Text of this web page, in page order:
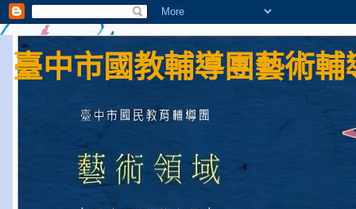
臺中市國教輔導團藝術